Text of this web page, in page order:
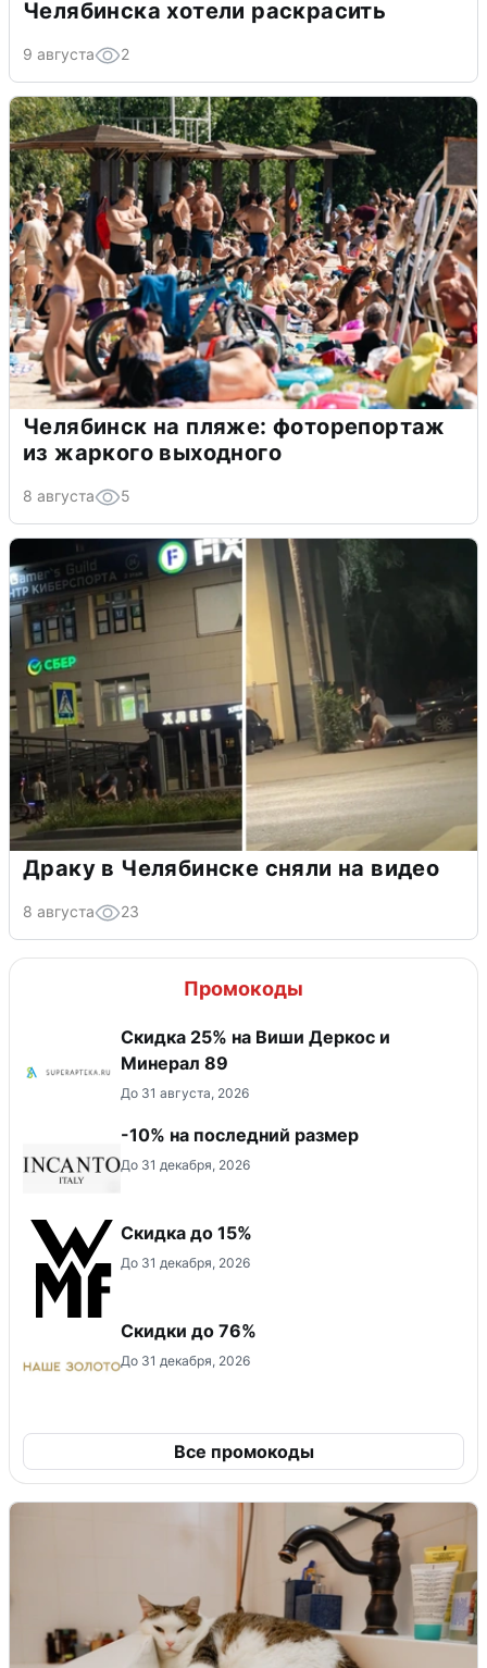
Челябинска хотели раскрасить
9 августа 2
Челябинск на пляже: фоторепортаж
из жаркого выходного
8 августа 5
Драку в Челябинске сняли на видео
8 августа 23
Промокоды
Скидка 25% на Виши Деркос и
Минерал 89
До 31 августа, 2026
-10% на последний размер
До 31 декабря, 2026
Скидка до 15%
До 31 декабря, 2026
Скидки до 76%
До 31 декабря, 2026
Все промокоды